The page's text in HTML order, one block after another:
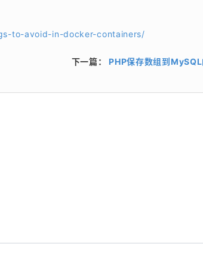
to-avoid-in-docker-containers/
下一篇： PHP保存数组到